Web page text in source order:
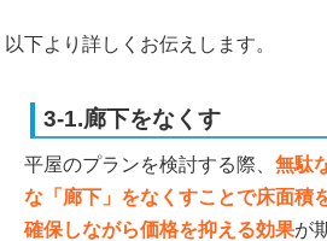
以下より詳しくお伝えします。
3-1.廊下をなくす
平屋のプランを検討する際、 無駄
な「廊下」をなくすことで床面積
確保しながら価格を抑える効果が